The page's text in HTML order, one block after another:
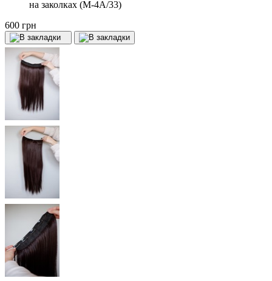
на заколках (M-4A/33)
600 грн